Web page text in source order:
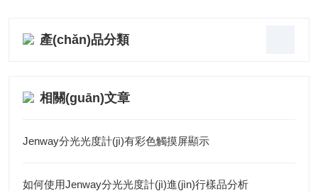
產(chǎn)品分類
相關(guān)文章
Jenway分光光度計(jì)有彩色觸摸屏顯示
如何使用Jenway分光光度計(jì)進(jìn)行樣品分析